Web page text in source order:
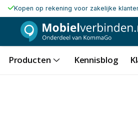
Kopen op rekening voor zakelijke
Producten Kennisblog